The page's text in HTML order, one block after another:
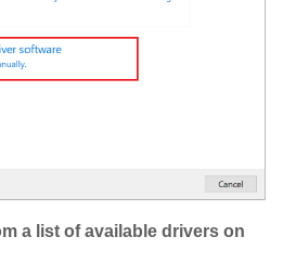
a list of available drivers on